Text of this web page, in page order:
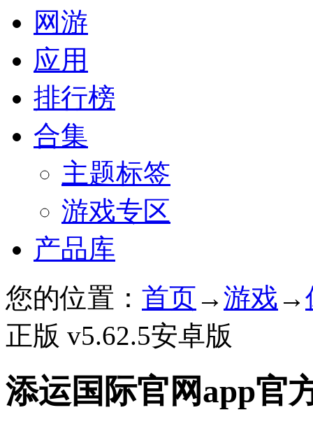
网游
应用
排行榜
合集
主题标签
游戏专区
产品库
您的位置： 首页 →游戏 →
正版 v5.62.5安卓版
添运国际官网app官